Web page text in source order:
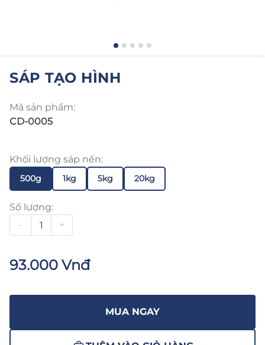
SÁP TẠO HÌNH
Mã sản phẩm:
CD-0005
Khối lượng sáp nến:
500g 1kg 5kg 20kg
Số lượng:
-
+
93.000 Vnđ
MUA NGAY